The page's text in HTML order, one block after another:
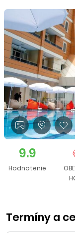
9.9
Hodnotenie
Termíny a